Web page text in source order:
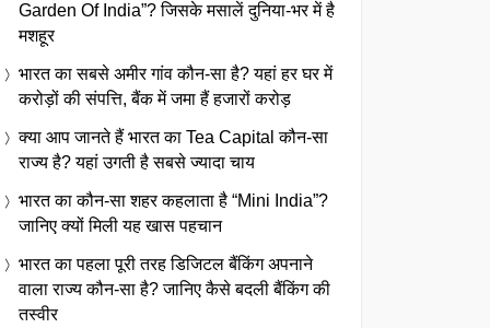
Garden Of India”? जिसके मसालें दुनिया-भर में है
मशहूर
भारत का सबसे अमीर गांव कौन-सा है? यहां हर घर में
करोड़ों की संपत्ति, बैंक में जमा हैं हजारों करोड़
क्या आप जानते हैं भारत का Tea Capital कौन-सा
राज्य है? यहां उगती है सबसे ज्यादा चाय
भारत का कौन-सा शहर कहलाता है “Mini India”?
जानिए क्यों मिली यह खास पहचान
भारत का पहला पूरी तरह डिजिटल बैंकिंग अपनाने
वाला राज्य कौन-सा है? जानिए कैसे बदली बैंकिंग की
तस्वीर